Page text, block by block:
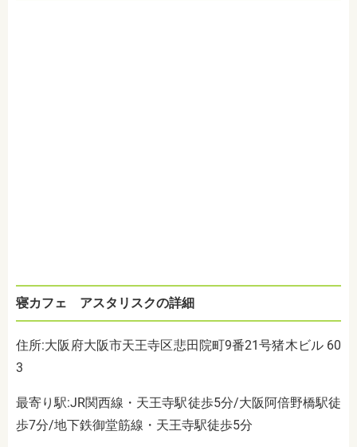
寝カフェ アスタリスクの詳細
住所:大阪府大阪市天王寺区悲田院町9番21号猪木ビル 60
3
最寄り駅:JR関西線・天王寺駅徒歩5分/大阪阿倍野橋駅徒
歩7分/地下鉄御堂筋線・天王寺駅徒歩5分